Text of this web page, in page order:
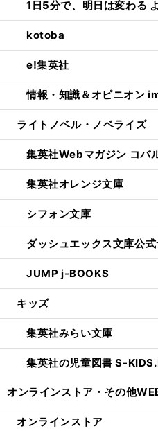
1日5分で、明日は変わる
kotoba
e!集英社
情報・知識＆オピニオン
ライトノベル・ノベライズ
集英社Webマガジン コバ
集英社オレンジ文庫
シフォン文庫
ダッシュエックス文庫公式
JUMP j-BOOKS
キッズ
集英社みらい文庫
集英社の児童図書 S-
オンラインストア・ その他
オンラインストア